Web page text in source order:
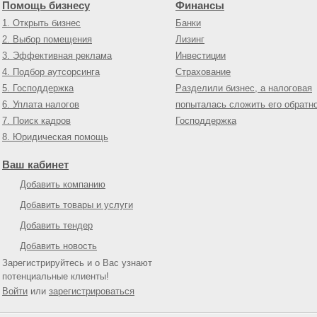
Помощь бизнесу
1. Открыть бизнес
2. Выбор помещения
3. Эффективная реклама
4. Подбор аутсорсинга
5. Господдержка
6. Уплата налогов
7. Поиск кадров
8. Юридическая помощь
Финансы
Банки
Лизинг
Инвестиции
Страхование
Разделили бизнес, а налоговая
попыталась сложить его
Господдержка
Ваш кабинет
Добавить компанию
Добавить товары и услуги
Добавить тендер
Добавить новость
Зарегистрируйтесь и о Вас узнают
потенциальные клиенты!
Войти или зарегистрироваться